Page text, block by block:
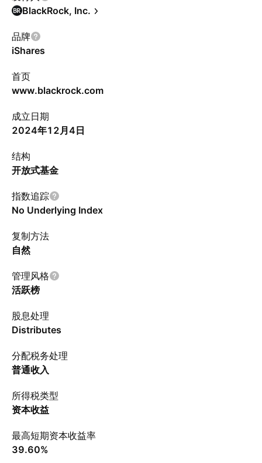
BlackRock, Inc.
品牌
iShares
首页
www.blackrock.com
成立日期
2024年12月4日
结构
开放式基金
指数追踪
No Underlying Index
复制方法
自然
管理风格
活跃榜
股息处理
Distributes
分配税务处理
普通收入
所得税类型
资本收益
最高短期资本收益率
39.60%